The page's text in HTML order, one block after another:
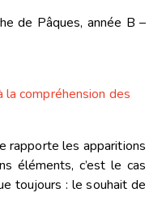
de Pâques, année B –
compréhension des
rapporte les apparitions
éléments, c’est le cas
toujours : le souhait de